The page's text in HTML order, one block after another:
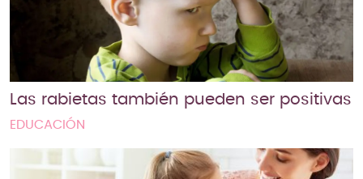
Las rabietas también pueden ser positivas
EDUCACIÓN